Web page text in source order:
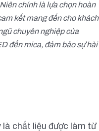
chính là lựa chọn hoàn
kết mang đến cho khách
chuyên nghiệp của
đến mica, đảm bảo sự hài
là chất liệu được làm từ